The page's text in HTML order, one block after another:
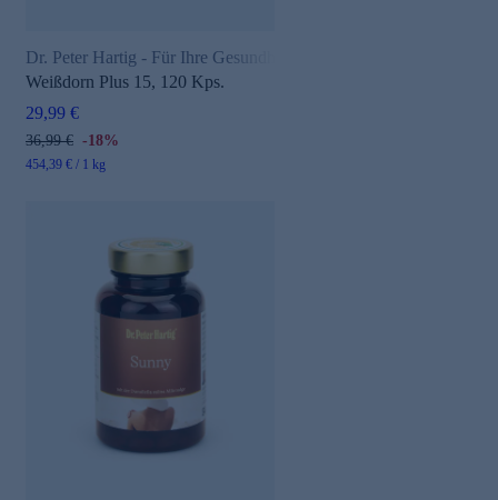
Dr. Peter Hartig - Für Ihre Gesundheit
Weißdorn Plus 15, 120 Kps.
29,99 €
36,99 € -18%
454,39 € / 1 kg